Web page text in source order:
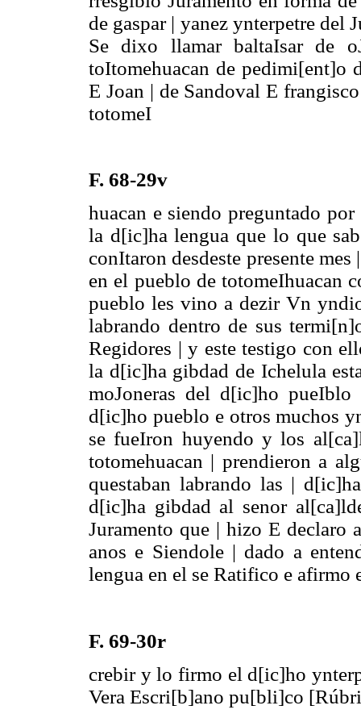
de gaspar | yanez ynterpetre del
Se dixo llamar baltaIsar de
toItomehuacan de pedimi[ent]o
E Joan | de Sandoval E
totomeI
F. 68-29v
huacan e siendo preguntado
la d[ic]ha lengua que lo que
conItaron desdeste presente
en el pueblo de totomeIhuacan
pueblo les vino a dezir Vn
labrando dentro de sus
Regidores | y este testigo con
la d[ic]ha gibdad de Ichelula
moJoneras del d[ic]ho
d[ic]ho pueblo e otros muchos
se fueIron huyendo y los
totomehuacan | prendieron a
questaban labrando las |
d[ic]ha gibdad al senor
Juramento que | hizo E declaro
anos e Siendole | dado a
lengua en el se Ratifico e afirmo
F. 69-30r
crebir y lo firmo el d[ic]ho
Vera Escri[b]ano pu[bli]co